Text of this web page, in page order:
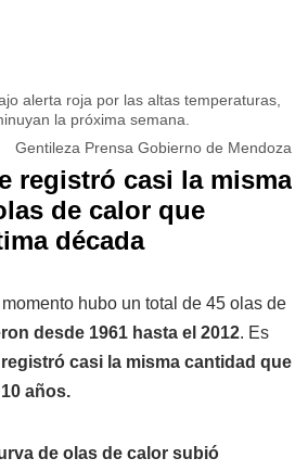
alerta roja por las altas temperaturas,
la próxima semana.
Gentileza Prensa Gobierno de Mendoza
registró casi la misma
de calor que
década
hubo un total de 45 olas de
desde 1961 hasta el 2012. Es
casi la misma cantidad que
años.
de olas de calor subió